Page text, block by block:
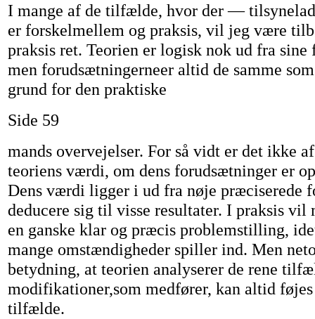
I mange af de tilfælde, hvor der —
er forskelmellem og praksis, vil jeg være
praksis ret. Teorien er logisk nok ud fra
men forudsætningerneer altid de samme
grund for den praktiske
Side 59
mands overvejelser. For så vidt er det ikke
teoriens værdi, om dens forudsætninger er
Dens værdi ligger i ud fra nøje præciserede
deducere sig til visse resultater. I praksis vil
en ganske klar og præcis problemstilling,
mange omstændigheder spiller ind. Men
betydning, at teorien analyserer de rene
modifikationer,som medfører, kan altid
tilfælde.